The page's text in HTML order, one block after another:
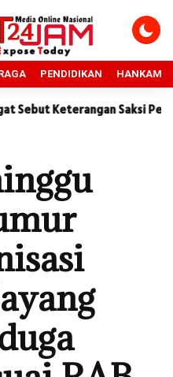
PENDIDIKAN HANKAM
Saksi Penggugat Tidak